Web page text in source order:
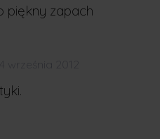
piękny zapach
14 września 2012